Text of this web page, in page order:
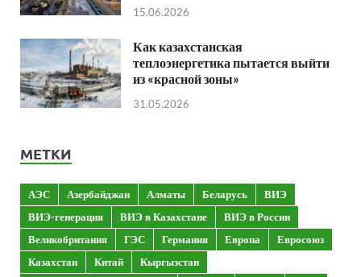
15.06.2026
Как казахстанская
теплоэнергетика пытается выйти
из «красной зоны»
31.05.2026
МЕТКИ
АЭС Азербайджан Алматы Беларусь
ВИЭ
ВИЭ-генерация
ВИЭ в Казахстане
ВИЭ в России
Великобритания
ГЭС Германия Европа
Евросоюз
Казахстан
Китай
Кыргызстан